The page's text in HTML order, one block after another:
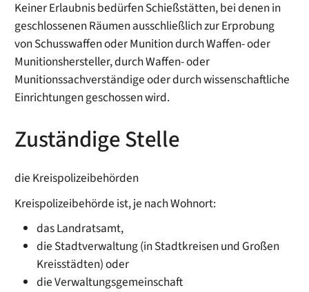
Keiner Erlaubnis bedürfen Schießstätten, bei denen in
geschlossenen Räumen ausschließlich zur Erprobung
von Schusswaffen oder Munition durch Waffen- oder
Munitionshersteller, durch Waffen- oder
Munitionssachverständige oder durch wissenschaftliche
Einrichtungen geschossen wird.
Zuständige Stelle
die Kreispolizeibehörden
Kreispolizeibehörde ist, je nach Wohnort:
das Landratsamt,
die Stadtverwaltung (in Stadtkreisen und Großen
Kreisstädten) oder
die Verwaltungsgemeinschaft